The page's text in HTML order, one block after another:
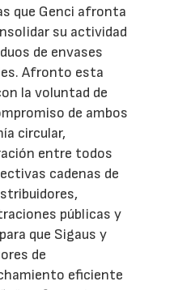
que Genci afronta
su actividad
de envases
Afronto esta
la voluntad de
de ambos
circular,
entre todos
cadenas de
públicas y
que Sigaus y
de
eficiente